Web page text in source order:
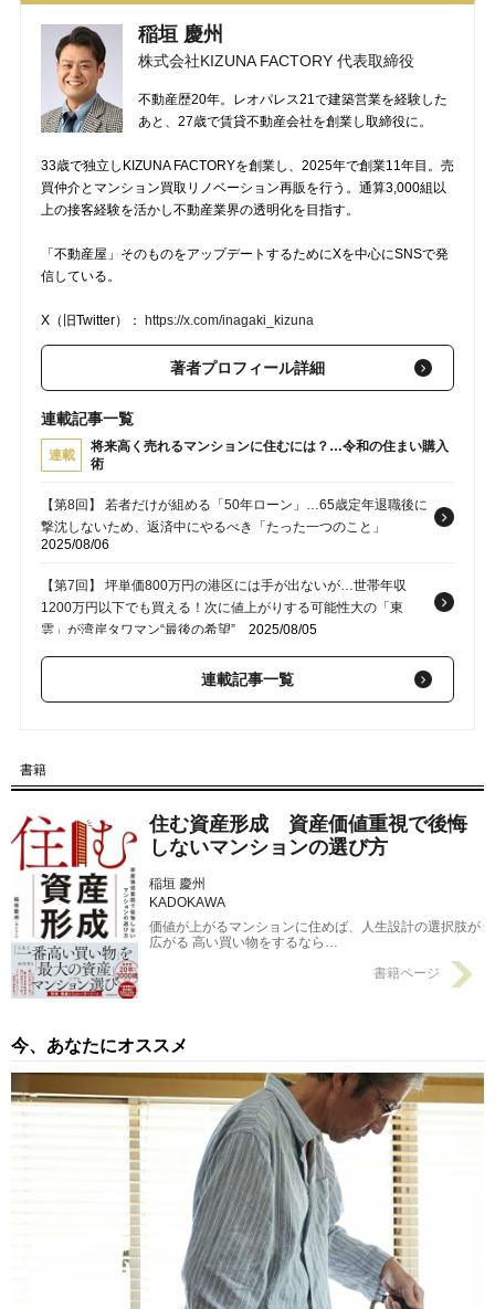
稲垣 慶州
株式会社KIZUNA FACTORY 代表取締役
不動産歴20年。レオパレス21で建築営業を経験した
あと、27歳で賃貸不動産会社を創業し取締役に。
33歳で独立しKIZUNA FACTORYを創業し、2025年で創業11年目。売
買仲介とマンション買取リノベーション再販を行う。通算3,000組以
上の接客経験を活かし不動産業界の透明化を目指す。
「不動産屋」そのものをアップデートするためにXを中心にSNSで発
信している。
X（旧Twitter）： https://x.com/inagaki_kizuna
著者プロフィール詳細
連載記事一覧
連載
将来高く売れるマンションに住むには？…令和の住まい購入
術
【第8回】 若者だけが組める「50年ローン」…65歳定年退職後に
撃沈しないため、返済中にやるべき「たった一つのこと」
2025/08/06
【第7回】 坪単価800万円の港区には手が出ないが…世帯年収
1200万円以下でも買える！次に値上がりする可能性大の「東
雲」が湾岸タワマン“最後の希望” 2025/08/05
【第6回】 通勤40分…六本木勤務の勝ち組が、あえて「都心から
少し離れた巨大ターミナル駅」を選ぶ本当の理由
内屈指の人気散策エリアを庭にする「資産価値が落ちにくい」穴
場駅【不動産のプロが推薦】2025/08/03
【第3回】 いつ買うべきなのか？これから物件価格は上がるの
か、下がるのか？…最適な「マンション購入」のタイミングと、
不動産仲介業者が「いまは購入しなくても良いのでは」と進言す
るタイミング
2025/08/01
連載記事一覧
書籍
住む資産形成 資産価値重視で後悔
しないマンションの選び方
稲垣 慶州
KADOKAWA
価値が上がるマンションに住めば、人生設計の選択肢が
広がる 高い買い物をするなら…
書籍ページ
今、あなたにオススメ